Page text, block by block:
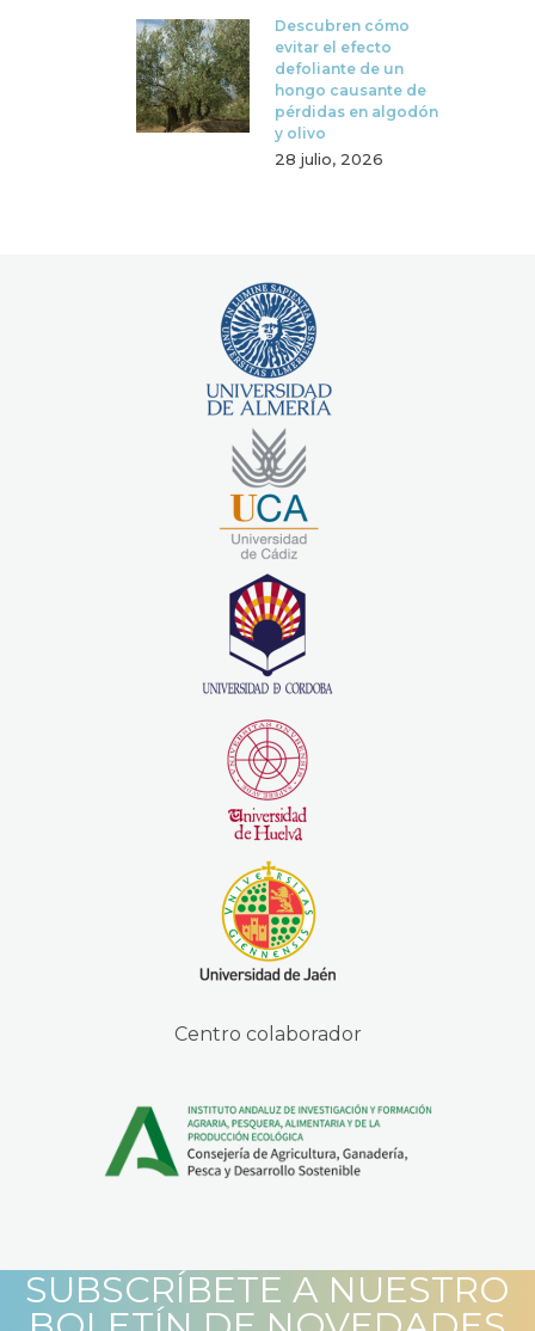
Descubren cómo
evitar el efecto
defoliante de un
hongo causante de
pérdidas en algodón
y olivo
28 julio, 2026
Centro colaborador
SUBSCRÍBETE A NUESTRO